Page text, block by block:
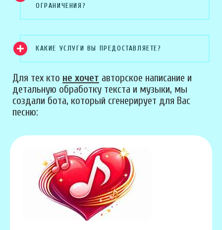
ОГРАНИЧЕНИЯ?
КАКИЕ УСЛУГИ ВЫ ПРЕДОСТАВЛЯЕТЕ?
Для тех кто не хочет авторское написание и
детальную обработку текста и музыки, мы
создали бота, который сгенерирует для Вас
песню: